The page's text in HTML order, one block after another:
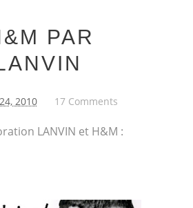
PAR
2010 17 Comments
LANVIN et H&M :